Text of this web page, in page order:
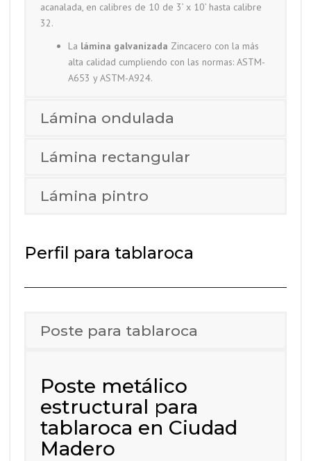
acanalada, en calibres de 10 de 3’ x 10’ hasta calibre
32.
La lámina galvanizada Zincacero con la más
alta calidad cumpliendo con las normas: ASTM-
A653 y ASTM-A924.
Lámina ondulada
Lámina rectangular
Lámina pintro
Perfil para tablaroca
Poste para tablaroca
Poste metálico
estructural para
tablaroca en Ciudad
Madero